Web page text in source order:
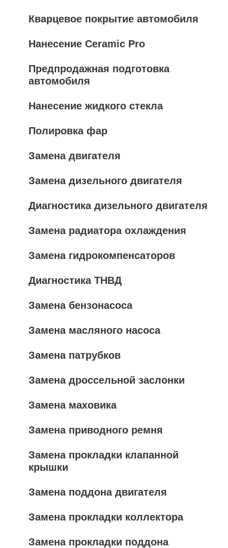
Кварцевое покрытие автомобиля
Нанесение Ceramic Pro
Предпродажная подготовка
автомобиля
Нанесение жидкого стекла
Полировка фар
Замена двигателя
Замена дизельного двигателя
Диагностика дизельного двигателя
Замена радиатора охлаждения
Замена гидрокомпенсаторов
Диагностика ТНВД
Замена бензонасоса
Замена масляного насоса
Замена патрубков
Замена дроссельной заслонки
Замена маховика
Замена приводного ремня
Замена прокладки клапанной
крышки
Замена поддона двигателя
Замена прокладки коллектора
Замена прокладки поддона